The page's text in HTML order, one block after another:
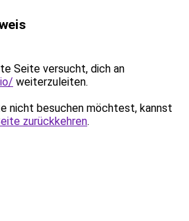
Seite versucht, dich an
weiterzuleiten.
nicht besuchen möchtest, kannst
zurückkehren.